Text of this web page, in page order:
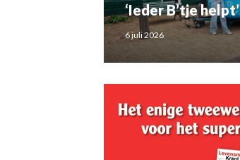
‘Ieder B’tje helpt’
6 juli 2026